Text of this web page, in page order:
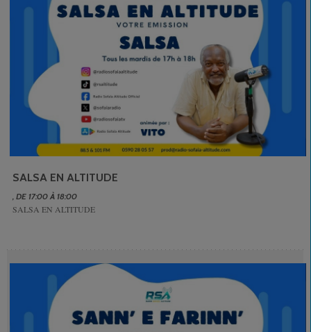
SALSA EN ALTITUDE
, DE 17:00 À 18:00
SALSA EN ALTITUDE